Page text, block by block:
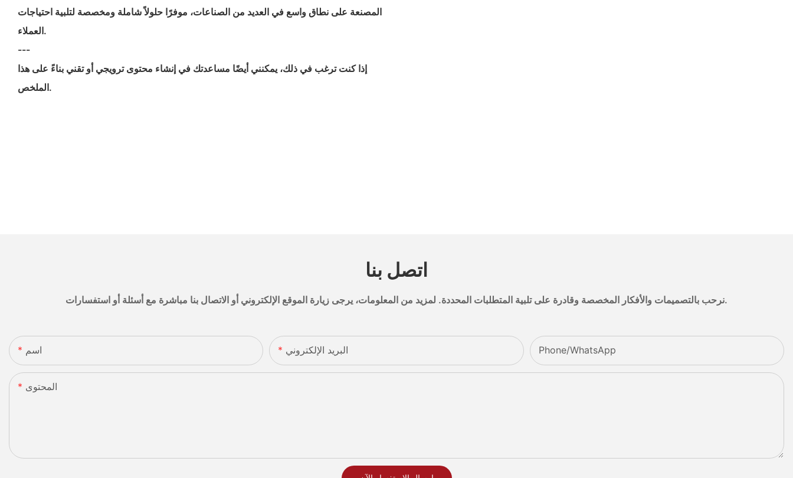
المصنعة على نطاق واسع في العديد من الصناعات، موفرًا حلولاً شاملة ومخصصة لتلبية احتياجات
العملاء.
---
إذا كنت ترغب في ذلك، يمكنني أيضًا مساعدتك في إنشاء محتوى ترويجي أو تقني بناءً على هذا
الملخص.
اتصل بنا
نرحب بالتصميمات والأفكار المخصصة وقادرة على تلبية المتطلبات المحددة. لمزيد من المعلومات، يرجى زيارة الموقع الإلكتروني أو الاتصال بنا مباشرة مع أسئلة أو استفسارات.
اسم البريد الإلكتروني Phone/whatsApp
المحتوى